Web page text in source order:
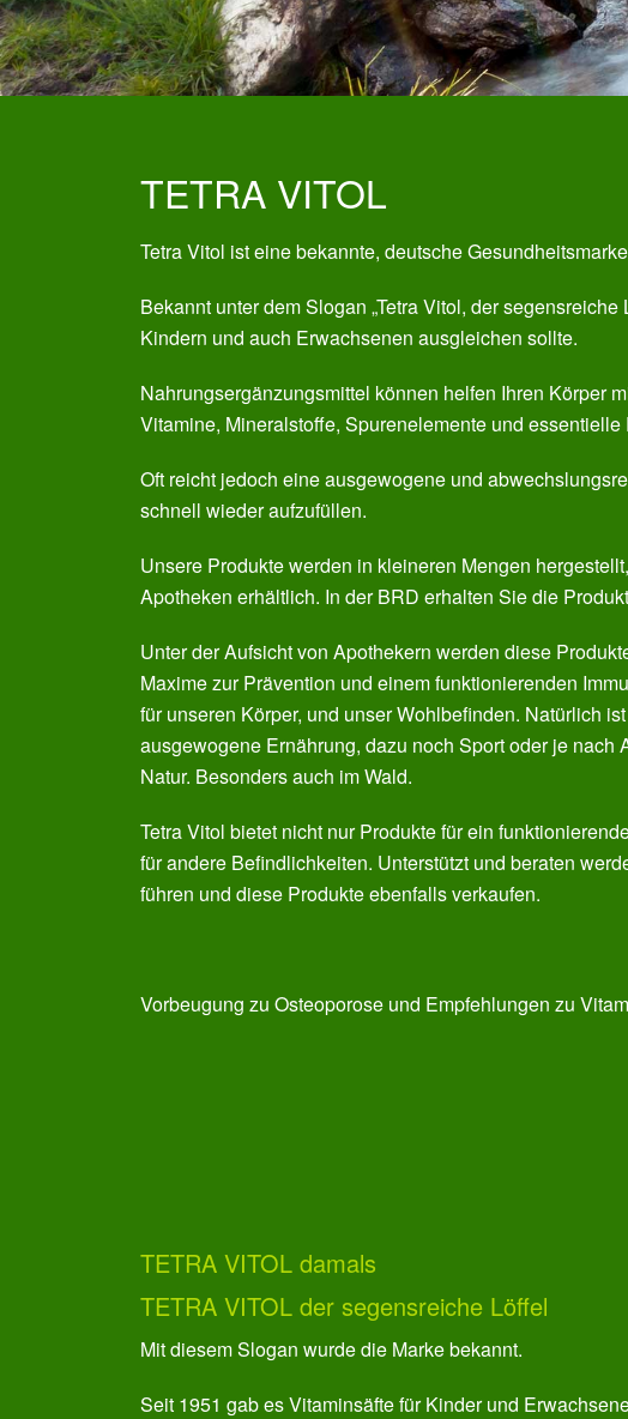
TETRA VITOL
Tetra Vitol ist eine bekannte, deutsche
Bekannt unter dem Slogan „Tetra Vitol, der
Kindern und auch Erwachsenen ausgleichen sollte.
Nahrungsergänzungsmittel können helfen Ihren Körper
Vitamine, Mineralstoffe, Spurenelemente und essentielle
Oft reicht jedoch eine ausgewogene und
schnell wieder aufzufüllen.
Unsere Produkte werden in kleineren Mengen
Apotheken erhältlich. In der BRD erhalten Sie die
Unter der Aufsicht von Apothekern werden diese
Maxime zur Prävention und einem funktionierenden
für unseren Körper, und unser Wohlbefinden. Natürlich
ausgewogene Ernährung, dazu noch Sport oder je
Natur. Besonders auch im Wald.
Tetra Vitol bietet nicht nur Produkte für ein
für andere Befindlichkeiten. Unterstützt und beraten
führen und diese Produkte ebenfalls verkaufen.
Vorbeugung zu Osteoporose und Empfehlungen zu
TETRA VITOL damals
TETRA VITOL der segensreiche Löffel
Mit diesem Slogan wurde die Marke bekannt.
Seit 1951 gab es Vitaminsäfte für Kinder und